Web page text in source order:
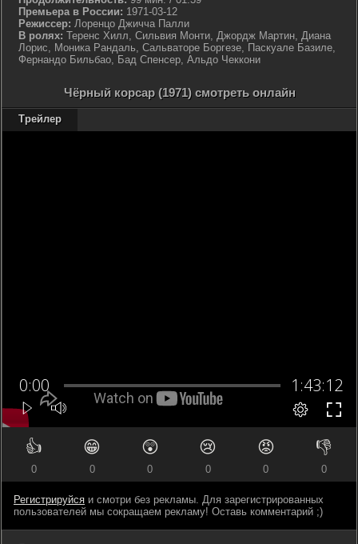
Премьера в России: 1971-03-12
Режиссер: Лоренцо Джичча Палли
В ролях: Теренс Хилл, Сильвия Монти, Джордж Мартин, Диана
Лорис, Моника Рандаль, Сальваторе Боргезе, Паскуале Базиле,
Фернандо Бильбао, Бад Спенсер, Альдо Чеккони
Чёрный корсар (1971) смотреть онлайн
Трейлер
👍
0
😁
0
😲
0
😢
0
😡
0
👎
0
Регистрируйся и смотри без рекламы. Для зарегистрированных
пользователей мы сокращаем рекламу! Оставь комментарий ;)